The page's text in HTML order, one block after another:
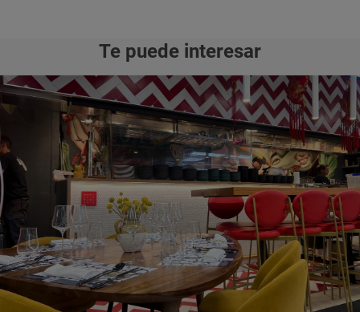
Te puede interesar